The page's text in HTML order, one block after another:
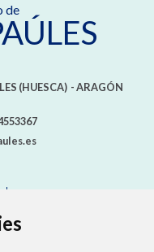
de
(HUESCA) - ARAGÓN